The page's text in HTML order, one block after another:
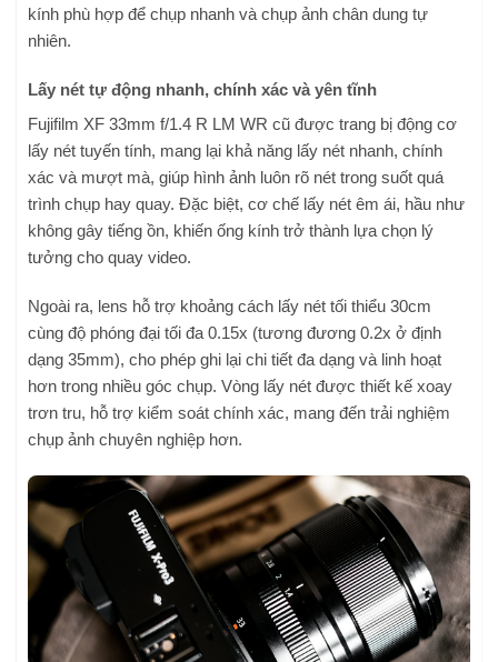
kính phù hợp để chụp nhanh và chụp ảnh chân dung tự
nhiên.
Lấy nét tự động nhanh, chính xác và yên tĩnh
Fujifilm XF 33mm f/1.4 R LM WR cũ được trang bị động cơ
lấy nét tuyến tính, mang lại khả năng lấy nét nhanh, chính
xác và mượt mà, giúp hình ảnh luôn rõ nét trong suốt quá
trình chụp hay quay. Đặc biệt, cơ chế lấy nét êm ái, hầu như
không gây tiếng ồn, khiến ống kính trở thành lựa chọn lý
tưởng cho quay video.
Ngoài ra, lens hỗ trợ khoảng cách lấy nét tối thiểu 30cm
cùng độ phóng đại tối đa 0.15x (tương đương 0.2x ở định
dạng 35mm), cho phép ghi lại chi tiết đa dạng và linh hoạt
hơn trong nhiều góc chụp. Vòng lấy nét được thiết kế xoay
trơn tru, hỗ trợ kiểm soát chính xác, mang đến trải nghiệm
chụp ảnh chuyên nghiệp hơn.